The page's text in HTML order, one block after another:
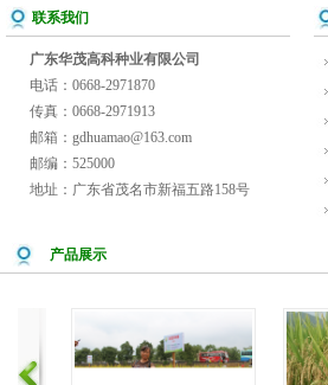
联系我们
广东华茂高科种业有限公司
电话：0668-2971870
传真：0668-2971913
邮箱：gdhuamao@163.com
邮编：525000
地址：广东省茂名市新福五路158号
产品展示